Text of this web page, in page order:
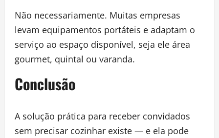
Não necessariamente. Muitas empresas
levam equipamentos portáteis e adaptam o
serviço ao espaço disponível, seja ele área
gourmet, quintal ou varanda.
Conclusão
A solução prática para receber convidados
sem precisar cozinhar existe — e ela pode